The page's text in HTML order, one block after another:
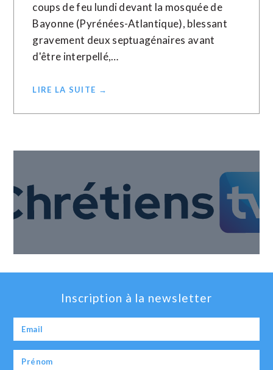
coups de feu lundi devant la mosquée de
Bayonne (Pyrénées-Atlantique), blessant
gravement deux septuagénaires avant
d'être interpellé,…
LIRE LA SUITE →
Inscription à la newsletter